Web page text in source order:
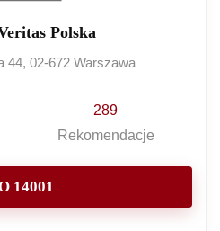
Polska
44, 02-672 Warszawa
289
Rekomendacje
14001